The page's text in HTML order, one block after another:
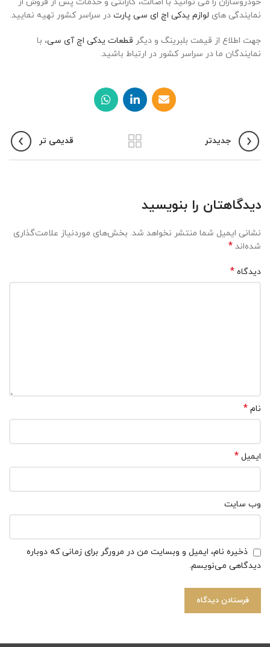
نمایندگی های لوازم یدکی اچ ای سی پارت در سراسر کشور تهیه نمایید.
جهت اطلاع از قیمت بلبرينگ و دیگر قطعات یدکی اچ آی سی، با
نمایندگان ما در سراسر کشور در ارتباط باشید.
جدیدتر قدیمی تر
دیدگاهتان را بنویسید
نشانی ایمیل شما منتشر نخواهد شد. بخش‌های موردنیاز علامت‌گذاری
شده‌اند *
دیدگاه *
نام *
ایمیل *
وب‌ سایت
ذخیره نام، ایمیل و وبسایت من در مرورگر برای زمانی که دوباره
دیدگاهی می‌نویسم.